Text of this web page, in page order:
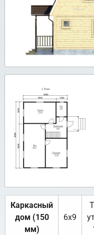
Каркасный
дом (150
мм)
6х9